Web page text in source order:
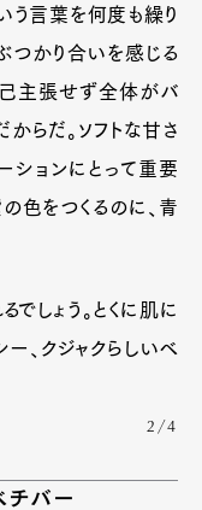
う言葉を何度も繰り
つかり合いを感じる
己主張せず全体がバ
らだ。ソフトな甘さ
ションにとって重要
色をつくるのに、青
でしょう。とくに肌に
、クジャクらしいベ
2/4
チバー